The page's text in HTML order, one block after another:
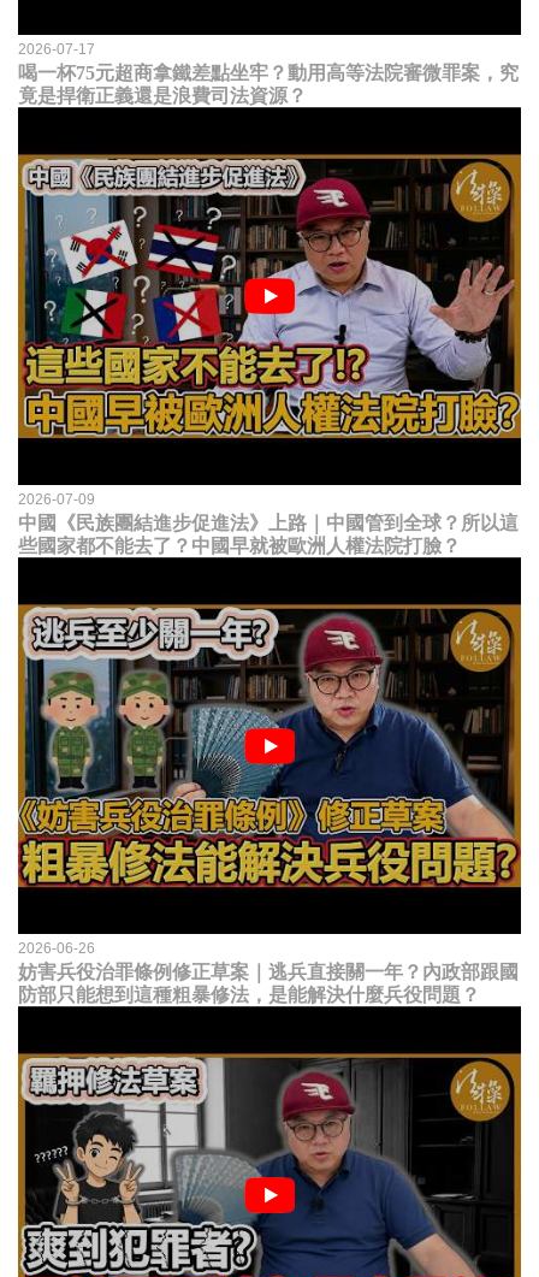
2026-07-17
喝一杯75元超商拿鐵差點坐牢？動用高等法院審微罪案，究
竟是捍衛正義還是浪費司法資源？
2026-07-09
中國《民族團結進步促進法》上路｜中國管到全球？所以這
些國家都不能去了？中國早就被歐洲人權法院打臉？
2026-06-26
妨害兵役治罪條例修正草案｜逃兵直接關一年？內政部跟國
防部只能想到這種粗暴修法，是能解決什麼兵役問題？